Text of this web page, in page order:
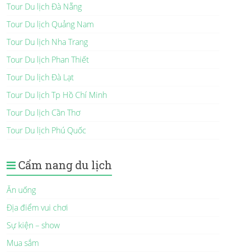
Tour Du lịch Đà Nẵng
Tour Du lịch Quảng Nam
Tour Du lịch Nha Trang
Tour Du lịch Phan Thiết
Tour Du lịch Đà Lạt
Tour Du lịch Tp Hồ Chí Minh
Tour Du lịch Cần Thơ
Tour Du lịch Phú Quốc
Cẩm nang du lịch
Ăn uống
Địa điểm vui chơi
Sự kiện – show
Mua sắm